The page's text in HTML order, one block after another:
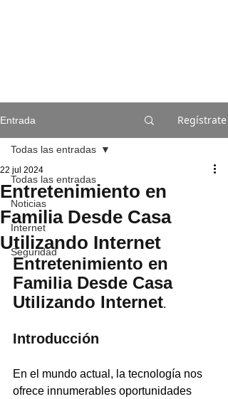
Entrada Regístrate
Todas las entradas
Noticias
Internet
Seguridad
Todas las entradas
Entretenimiento en
Familia Desde Casa
Utilizando Internet
22 jul 2024
Entretenimiento en
Familia Desde Casa
Utilizando Internet.
Introducción
En el mundo actual, la tecnología nos
ofrece innumerables oportunidades